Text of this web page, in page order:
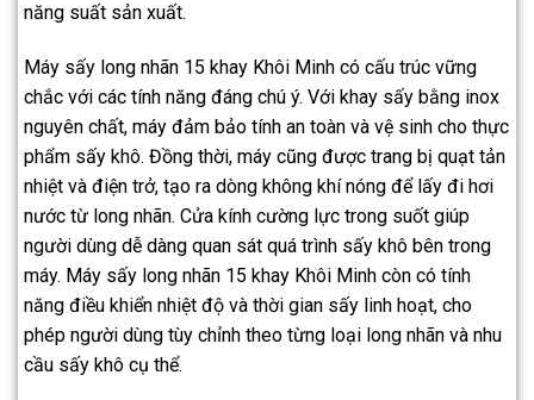
năng suất sản xuất.
Máy sấy long nhãn 15 khay Khôi Minh có cấu trúc vững
chắc với các tính năng đáng chú ý. Với khay sấy bằng inox
nguyên chất, máy đảm bảo tính an toàn và vệ sinh cho thực
phẩm sấy khô. Đồng thời, máy cũng được trang bị quạt tản
nhiệt và điện trở, tạo ra dòng không khí nóng để lấy đi hơi
nước từ long nhãn. Cửa kính cường lực trong suốt giúp
người dùng dễ dàng quan sát quá trình sấy khô bên trong
máy. Máy sấy long nhãn 15 khay Khôi Minh còn có tính
năng điều khiển nhiệt độ và thời gian sấy linh hoạt, cho
phép người dùng tùy chỉnh theo từng loại long nhãn và nhu
cầu sấy khô cụ thể.